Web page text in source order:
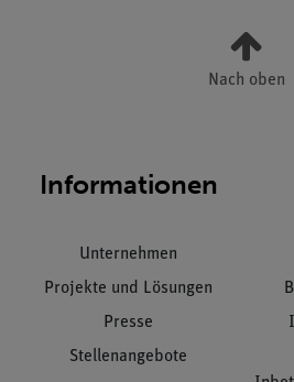
Nach oben
Informationen
Unternehmen
Projekte und Lösungen
Presse
Stellenangebote